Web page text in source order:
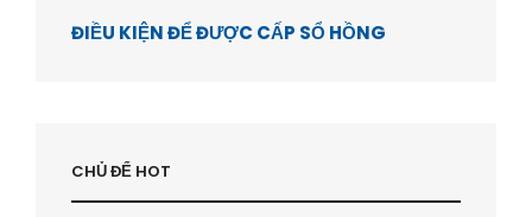
ĐIỀU KIỆN ĐỂ ĐƯỢC CẤP SỔ HỒNG
CHỦ ĐỂ HOT